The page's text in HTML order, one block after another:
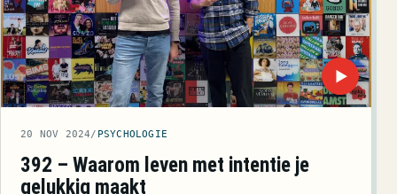
▶
20 NOV 2024/ PSYCHOLOGIE
392 – Waarom leven met intentie je
gelukkig maakt